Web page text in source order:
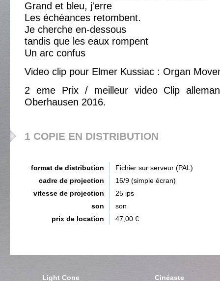
Grand et bleu, j'erre
Les échéances retombent.
Je cherche en-dessous
tandis que les eaux rompent
Un arc confus
Video clip pour Elmer Kussiac : Organ
2 eme Prix / meilleur video Clip
Oberhausen 2016.
1 COPIE EN DISTRIBUTION
format de distribution
Fichier sur serveur (PAL)
cadre de projection
16/9 (simple écran)
vitesse de projection
25 ips
son
son
prix de location
47,00 €
Light Cone Cinéaste